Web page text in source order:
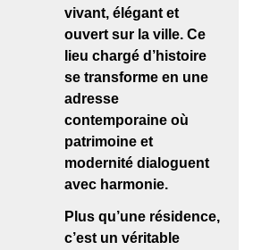
vivant, élégant et
ouvert sur la ville. Ce
lieu chargé d’histoire
se transforme en une
adresse
contemporaine où
patrimoine et
modernité dialoguent
avec harmonie.
Plus qu’une résidence,
c’est un véritable